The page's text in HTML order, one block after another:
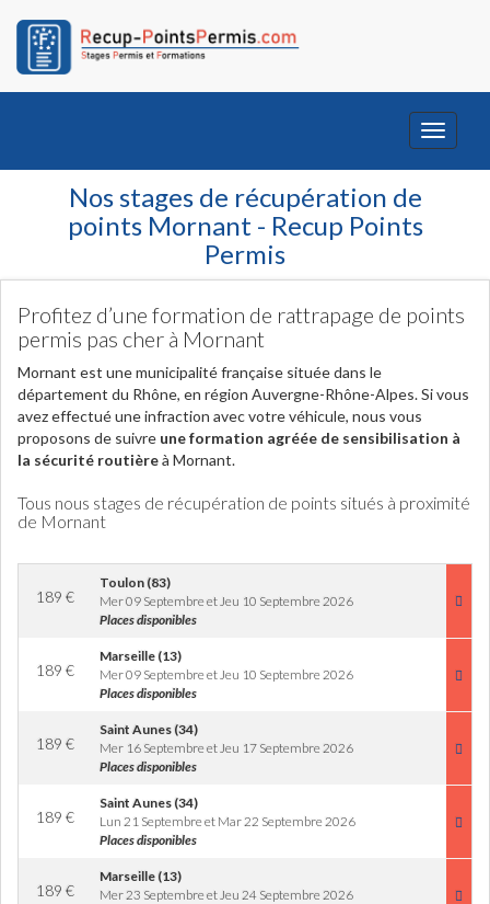
Toggle
Nos stages de récupération de
points Mornant - Recup Points
Permis
Profitez d’une formation de rattrapage de points
permis pas cher à Mornant
Mornant est une municipalité française située dans le
département du Rhône, en région Auvergne-Rhône-Alpes. Si vous
avez effectué une infraction avec votre véhicule, nous vous
proposons de suivre une formation agréée de sensibilisation à
la sécurité routièreà Mornant.
Tous nous stages de récupération de points situés à proximité
de Mornant
189 €
Toulon (83)
Mer 09 Septembre et Jeu 10 Septembre 2026
Places disponibles
189 €
Marseille (13)
Mer 09 Septembre et Jeu 10 Septembre 2026
Places disponibles
189 €
Saint Aunes (34)
Mer 16 Septembre et Jeu 17 Septembre 2026
Places disponibles
189 €
Saint Aunes (34)
Lun 21 Septembre et Mar 22 Septembre 2026
Places disponibles
189 €
Marseille (13)
Mer 23 Septembre et Jeu 24 Septembre 2026